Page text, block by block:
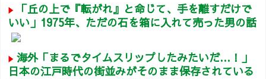
「丘の上で『転がれ』と命じて、手を離すだけで
いい」1975年、ただの石を箱に入れて売った男の話
海外「まるでタイムスリップしたみたいだ…！」
日本の江戸時代の街並みがそのまま保存されている